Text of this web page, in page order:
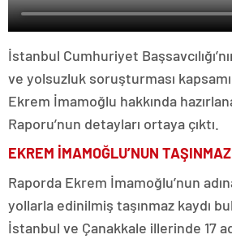
İstanbul Cumhuriyet
ve yolsuzluk soruşturması
Ekrem İmamoğlu hakkında
Raporu’nun detayları ortaya çıktı.
EKREM İMAMOĞLU’NUN
Raporda Ekrem İmamoğlu’nun
yollarla edinilmiş taşınmaz kaydı
İstanbul ve Çanakkale illerinde 17